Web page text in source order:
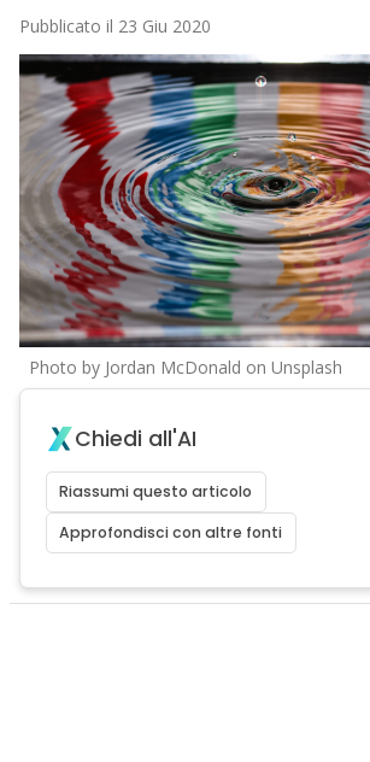
Pubblicato il 23 Giu 2020
Photo by Jordan McDonald on Unsplash
Chiedi all'AI
Riassumi questo articolo
Approfondisci con altre fonti